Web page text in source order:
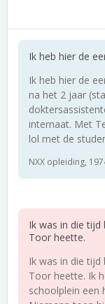
Ik heb hier de
Ik heb hier de
na het 2 jaar
internaat. Met
lol met de
NXX opleiding,
Ik was in die tijd
Toor heette.
Ik was in die tijd
Toor heette. Ik
schoolplein een